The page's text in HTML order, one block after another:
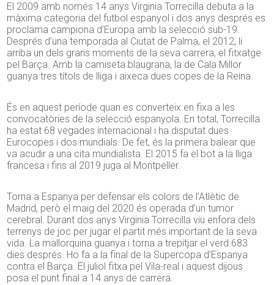
El 2009 amb només 14 anys Virginia Torrecilla debuta a la
màxima categoria del futbol espanyol i dos anys després es
proclama campiona d’Europa amb la selecció sub-19.
Després d’una temporada al Ciutat de Palma, el 2012, li
arriba un dels grans moments de la seva carrera, el fitxatge
pel Barça. Amb la camiseta blaugrana, la de Cala Millor
guanya tres títols de lliga i aixeca dues copes de la Reina.
És en aquest període quan es converteix en fixa a les
convocatòries de la selecció espanyola. En total, Torrecilla
ha estat 68 vegades internacional i ha disputat dues
Eurocopes i dos mundials. De fet, és la primera balear que
va acudir a una cita mundialista. El 2015 fa el bot a la lliga
francesa i fins al 2019 juga al Montpeller.
Torna a Espanya per defensar els colors de l’Atlètic de
Madrid, però el maig del 2020 és operada d’un tumor
cerebral. Durant dos anys Virginia Torrecilla viu enfora dels
terrenys de joc per jugar el partit més important de la seva
vida. La mallorquina guanya i torna a trepitjar el verd 683
dies després. Ho fa a la final de la Supercopa d’Espanya
contra el Barça. El juliol fitxa pel Vila-real i aquest dijous
posa el punt final a 14 anys de carrera.